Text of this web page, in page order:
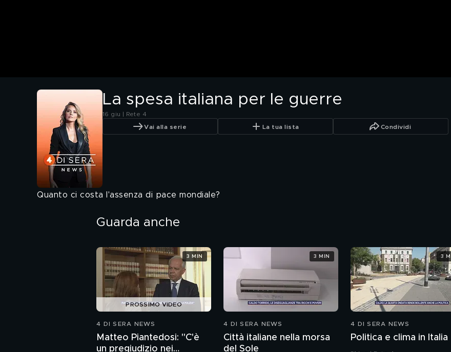
La spesa italiana per le guerre
16 giu | Rete 4
Vai alla serie La tua lista Condividi
Quanto ci costa l'assenza di pace mondiale?
Guarda anche
PROSSIMO VIDEO
4 DI SERA NEWS
Matteo Piantedosi: "C'è
un pregiudizio nei
3 MIN
4 DI SERA NEWS
Città italiane nella morsa
del Sole
3 MIN
4 DI SERA NEWS
Politica e clima in Italia
3